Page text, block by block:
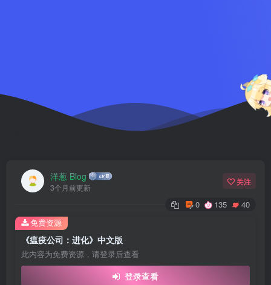
洋葱 Blog
3个月前更新
关注
0 135 40
《瘟疫公司：进化》中文版
此内容为免费资源，请登录后查看
登录查看
免费资源